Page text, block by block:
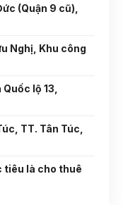
(Quận 9 cũ),
Nghị, Khu công
lộ 13,
TT. Tân Túc,
tiêu là cho thuê